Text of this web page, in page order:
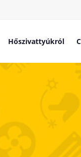
Hőszivattyúkról